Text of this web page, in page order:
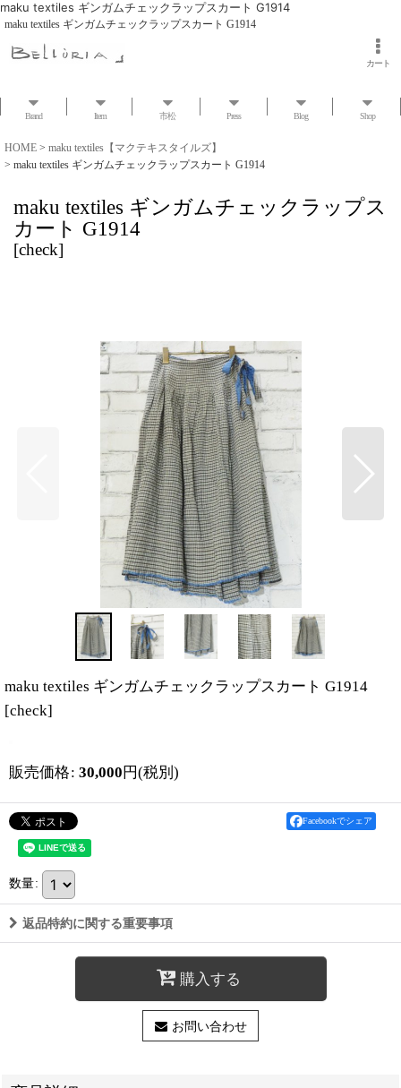
maku textiles ギンガムチェックラップスカート G1914
maku textiles ギンガムチェックラップスカート G1914
カート
Brand Item 市松 Press Blog Shop
HOME > maku textiles【マクテキスタイルズ】
> maku textiles ギンガムチェックラップスカート G1914
maku textiles ギンガムチェックラップス
カート G1914
[check]
maku textiles ギンガムチェックラップスカート G1914
[check]
販売価格: 30,000 円(税別)
Facebookでシェア
数量:
返品特約に関する重要事項
購入する
お問い合わせ